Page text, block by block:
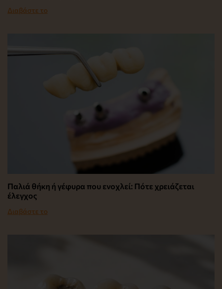
Διαβάστε το
Παλιά θήκη ή γέφυρα που ενοχλεί: Πότε χρειάζεται
έλεγχος
Διαβάστε το